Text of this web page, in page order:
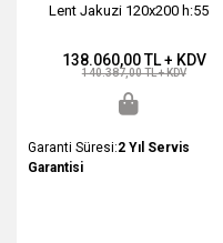
Lent Jakuzi 120x200 h:55
138.060,00 TL + KDV
140.387,00 TL + KDV
Garanti Süresi:2 Yıl Servis
Garantisi